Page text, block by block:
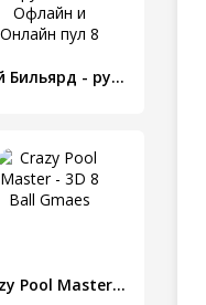
Мой Бильярд - русский Офлайн и Онлайн пул 8 игра
Crazy Pool Master - 3D 8 Ball Gmaes